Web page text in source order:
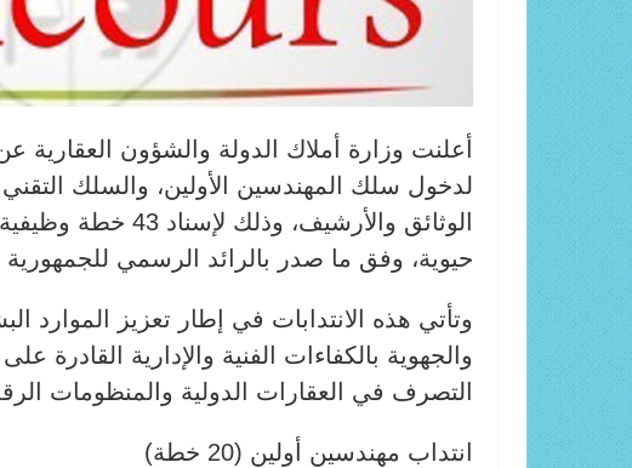
لدخول سلك المهندسين الأولين، والسلك
الوثائق
حيوية، وفق ما صدر بالرائد الرسمي للجمهورية التونسية
وتأتي هذه الانتدابات في إطار تعزيز الموارد
والجهوية بالكفاءات الفنية والإدارية القادرة
التصرف في العقارات الدولية والمنظومات
انتداب مهندسين أولين (20 خطة)